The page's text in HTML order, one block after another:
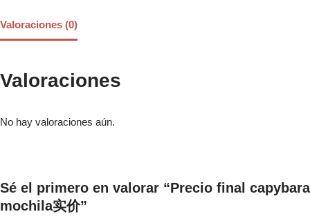
Valoraciones (0)
Valoraciones
No hay valoraciones aún.
Sé el primero en valorar “Precio final capybara
mochila实价”